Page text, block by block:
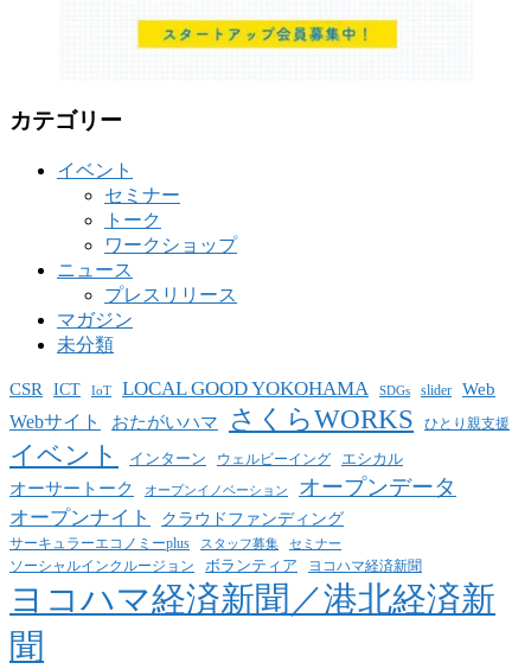
カテゴリー
イベント
セミナー
トーク
ワークショップ
ニュース
プレスリリース
マガジン
未分類
CSR ICT IoT LOCAL GOOD YOKOHAMA SDGs slider Web
Webサイト おたがいハマ さくらWORKS ひとり親支援
イベント インターン ウェルビーイング エシカル
オーサートーク オープンイノベーション オープンデータ
オープンナイト クラウドファンディング
サーキュラーエコノミーplus スタッフ募集 セミナー
ソーシャルインクルージョン ボランティア ヨコハマ経済新聞
ヨコハマ経済新聞／港北経済新
聞